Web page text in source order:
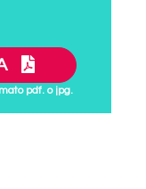
pdf. o jpg.